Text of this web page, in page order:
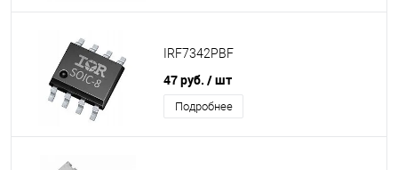
IRF7342PBF
47 руб. / шт
Подробнее